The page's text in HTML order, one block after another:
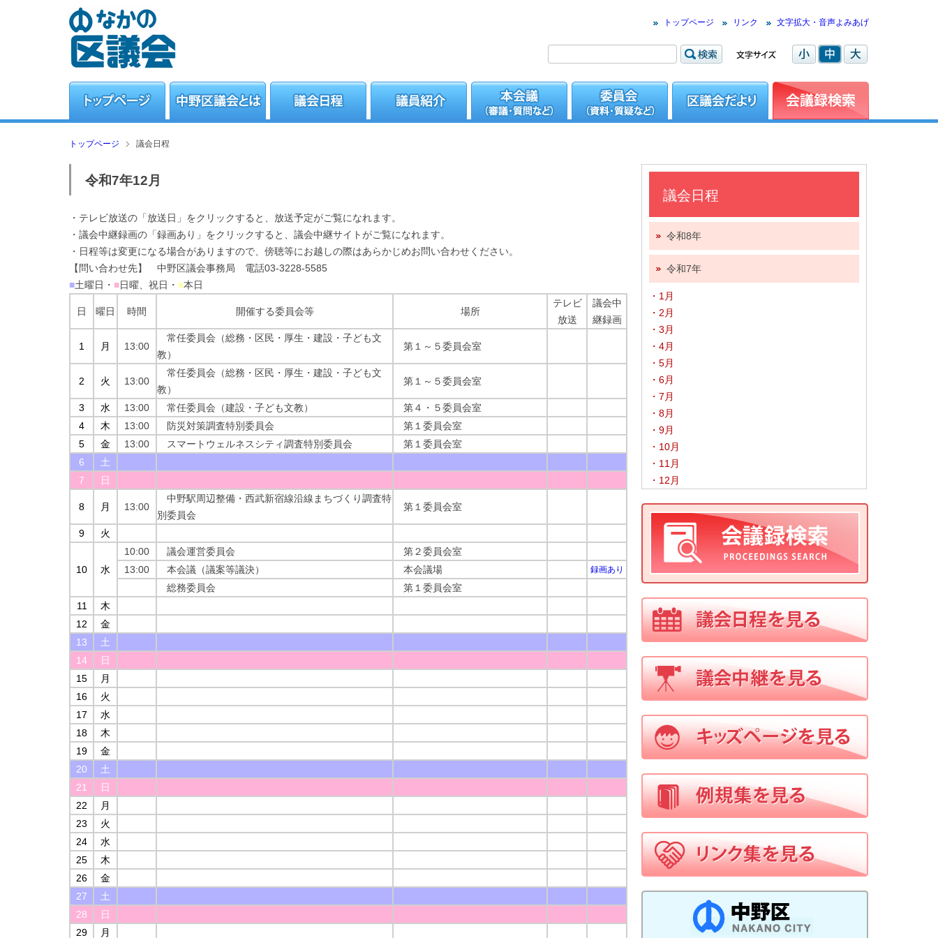
トップページ リンク 文字拡大・音声よみあげ
トップページ 議会日程
令和7年12月
・テレビ放送の「放送日」をクリックすると、放送予定がご覧になれます。
・議会中継録画の「録画あり」をクリックすると、議会中継サイトがご覧になれます。
・日程等は変更になる場合がありますので、傍聴等にお越しの際はあらかじめお問い合わせください。
【問い合わせ先】 中野区議会事務局 電話03-3228-5585
■土曜日・ ■日曜、祝日・ ■本日
日 曜日 時間 開催する委員会等 場所
テレビ
放送
議会中
継録画
1 月 13:00
常任委員会（総務・区民・厚生・建設・子ども文
教）
第１～５委員会室
2 火 13:00
常任委員会（総務・区民・厚生・建設・子ども文
教）
第１～５委員会室
3 水 13:00 常任委員会（建設・子ども文教）
第４・５委員会室
4
木 13:00 防災対策調査特別委員会
第１委員会室
5
金 13:00 スマートウェルネスシティ調査特別委員会
第１委員会室
6
土
7
日
8 月 13:00
中野駅周辺整備・西武新宿線沿線まちづくり調査特
別委員会
第１委員会室
9 火
10 水
10:00 議会運営委員会
第２委員会室
13:00
本会議（議案等議決） 本会議場 録画あり
総務委員会
第１委員会室
11
木
12
金
13
土
14
日
15
月
16
火
17
水
18
木
19
金
20
土
21
日
22
月
23
火
24
水
25
木
26
金
27
土
28
日
29
月
議会日程
令和8年
令和7年
・1月
・2月
・3月
・4月
・5月
・6月
・7月
・8月
・9月
・10月
・11月
・12月